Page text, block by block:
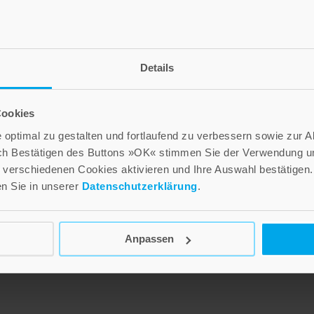
Details
zu gestalten und fortlaufend zu verbessern sowie zur
Bestätigen des Buttons »OK« stimmen Sie der Verwendung
Cookies aktivieren und Ihre Auswahl bestätigen.
Sie in unserer Datenschutzerklärung.
Anpassen
Raunächte
18,00 €
Zwischen den Jahren
18,00 €